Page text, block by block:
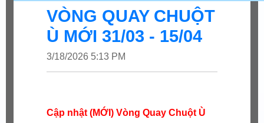
VÒNG QUAY CHUỘT
Ù MỚI 31/03 - 15/04
3/18/2026 5:13 PM
Cập nhật (MỚI) Vòng Quay Chuột Ù